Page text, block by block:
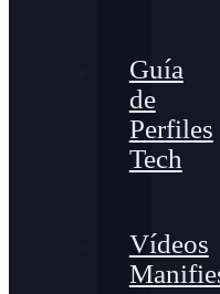
Guía
de
Perfiles
Tech
Vídeos